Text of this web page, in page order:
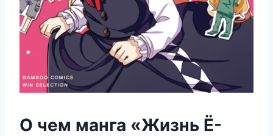
О чем манга «Жизнь Ё-